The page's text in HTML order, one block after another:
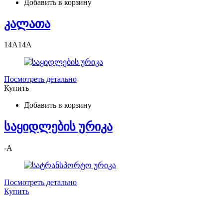
Добавить в корзину
კალათა
14A14A
Посмотреть детально
Купить
Добавить в корзину
საყიდლების ურიკა
-A
Посмотреть детально
Купить